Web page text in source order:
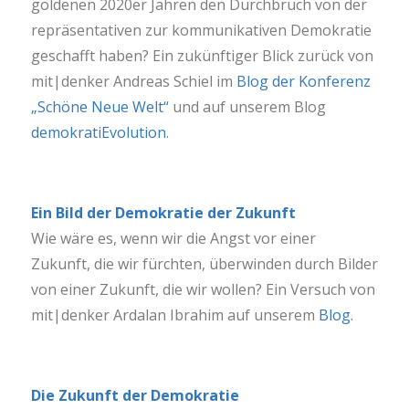
goldenen 2020er Jahren den Durchbruch von der
repräsentativen zur kommunikativen Demokratie
geschafft haben? Ein zukünftiger Blick zurück von
mit|denker Andreas Schiel im Blog der Konferenz
„Schöne Neue Welt“ und auf unserem Blog
demokratiEvolution.
Ein Bild der Demokratie der Zukunft
Wie wäre es, wenn wir die Angst vor einer
Zukunft, die wir fürchten, überwinden durch Bilder
von einer Zukunft, die wir wollen? Ein Versuch von
mit|denker Ardalan Ibrahim auf unserem Blog.
Die Zukunft der Demokratie